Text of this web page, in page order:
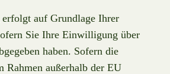
auf Grundlage Ihrer
Sie Ihre Einwilligung über
haben. Sofern die
Rahmen außerhalb der EU